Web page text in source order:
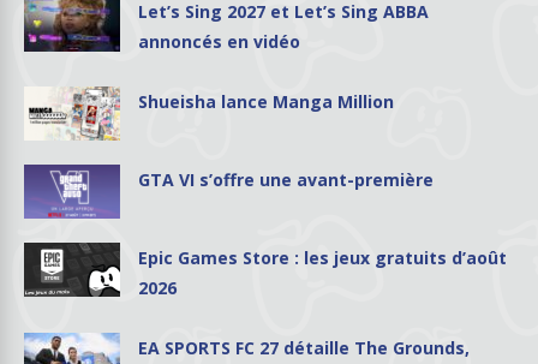
Let’s Sing 2027 et Let’s Sing ABBA
annoncés en vidéo
Shueisha lance Manga Million
GTA VI s’offre une avant-première
Epic Games Store : les jeux gratuits d’août
2026
EA SPORTS FC 27 détaille The Grounds,